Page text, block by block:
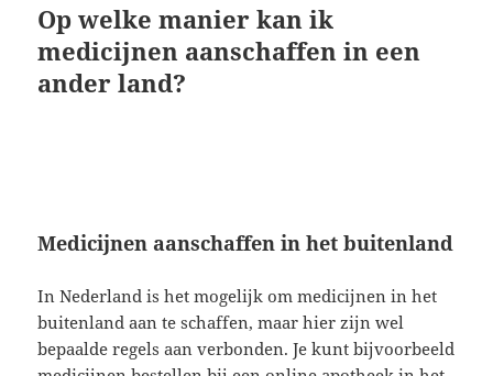
Op welke manier kan ik
medicijnen aanschaffen in een
ander land?
Medicijnen aanschaffen in het buitenland
In Nederland is het mogelijk om medicijnen in het
buitenland aan te schaffen, maar hier zijn wel
bepaalde regels aan verbonden. Je kunt bijvoorbeeld